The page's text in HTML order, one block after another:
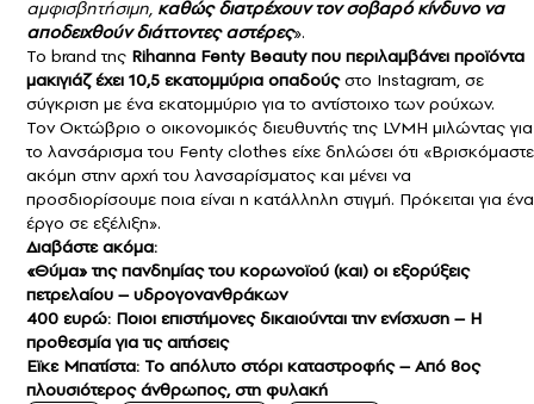
αμφισβητήσιμη, καθώς διατρέχουν τον σοβαρό κίνδυνο να
αποδειχθούν διάττοντες αστέρες».
Το brand της Rihanna Fenty Beauty που περιλαμβάνει προϊόντα
μακιγιάζ έχει 10,5 εκατομμύρια οπαδούςστο Instagram, σε
σύγκριση με ένα εκατομμύριο για το αντίστοιχο των ρούχων.
Τον Οκτώβριο ο οικονομικός διευθυντής της LVMH μιλώντας για
το λανσάρισμα του Fenty clothes είχε δηλώσει ότι «Βρισκόμαστε
ακόμη στην αρχή του λανσαρίσματος και μένει να
προσδιορίσουμε ποια είναι η κατάλληλη στιγμή. Πρόκειται για ένα
έργο σε εξέλιξη».
Διαβάστε ακόμα:
«Θύμα» της πανδημίας του κορωνοϊού (και) οι εξορύξεις
πετρελαίου – υδρογονανθράκων
400 ευρώ: Ποιοι επιστήμονες δικαιούνται την ενίσχυση – Η
προθεσμία για τις αιτήσεις
Εϊκε Μπατίστα: Το απόλυτο στόρι καταστροφής – Από 8ος
πλουσιότερος άνθρωπος, στη φυλακή